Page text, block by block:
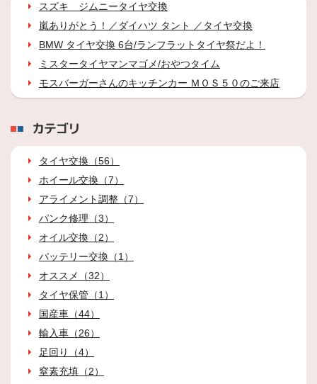
スズキ ジムニータイヤ交換
嵐ありがとう！／ダイハツ タント ／タイヤ交換
BMW タイヤ交換 6台/ランフラットタイヤ祭だよ！
ミスタータイヤマンマゴメ/おやつタイム
モスバーガーさんのキッチンカー ＭＯＳ５０のご来店
カテゴリ
タイヤ交換（56）
ホイール交換（7）
アライメント調整（7）
パンク修理（3）
オイル交換（2）
バッテリー交換（1）
オススメ（32）
タイヤ保管（1）
国産車（44）
輸入車（26）
足回り（4）
窒素充填（2）